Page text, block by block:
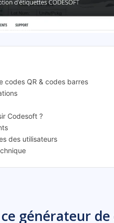
codes QR & codes barres
Codesoft ?
des utilisateurs
générateur de